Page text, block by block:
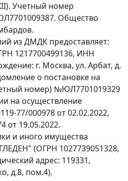
Учетный номер
Общество
из ДМДК предоставляет:
1217700499136, ИНН
г. Москва, ул. Арбат, д.
о постановке на
номер) №ЮЛ7701019329
на осуществление
77/000978 от 02.02.2022,
от 19.05.2022.
и иного имущества
(ОГРН 1027739051328,
адрес: 119331,
д.8, пом.4).